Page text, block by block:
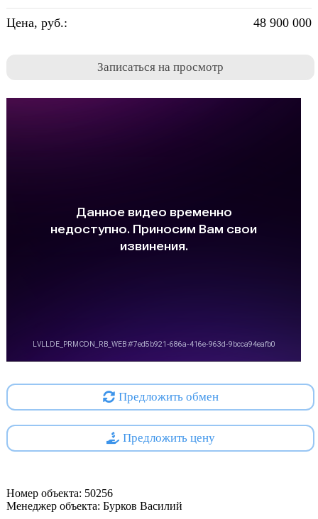
Цена, руб.: 48 900 000
Записаться на просмотр
Предложить обмен
Предложить цену
Номер объекта: 50256
Менеджер объекта: Бурков Василий